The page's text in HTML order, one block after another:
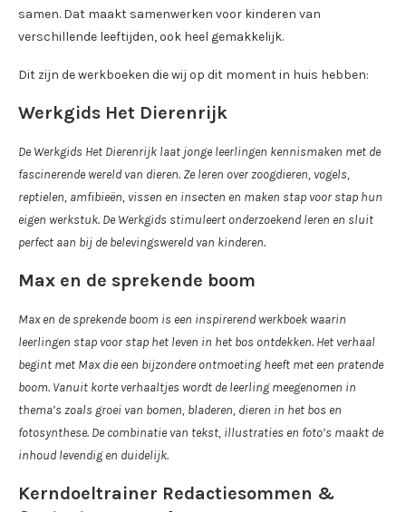
samen. Dat maakt samenwerken voor kinderen van
verschillende leeftijden, ook heel gemakkelijk.
Dit zijn de werkboeken die wij op dit moment in huis hebben:
Werkgids Het Dierenrijk
De Werkgids Het Dierenrijk laat jonge leerlingen kennismaken met de
fascinerende wereld van dieren. Ze leren over zoogdieren, vogels,
reptielen, amfibieën, vissen en insecten en maken stap voor stap hun
eigen werkstuk. De Werkgids stimuleert onderzoekend leren en sluit
perfect aan bij de belevingswereld van kinderen.
Max en de sprekende boom
Max en de sprekende boom is een inspirerend werkboek waarin
leerlingen stap voor stap het leven in het bos ontdekken. Het verhaal
begint met Max die een bijzondere ontmoeting heeft met een pratende
boom. Vanuit korte verhaaltjes wordt de leerling meegenomen in
thema’s zoals groei van bomen, bladeren, dieren in het bos en
fotosynthese. De combinatie van tekst, illustraties en foto’s maakt de
inhoud levendig en duidelijk.
Kerndoeltrainer Redactiesommen &